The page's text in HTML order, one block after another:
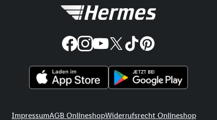
ImpressumAGB OnlineshopWiderrufsrecht Onlineshop